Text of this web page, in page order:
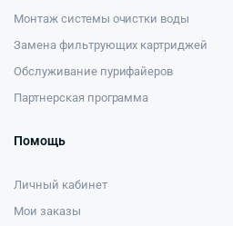
Монтаж системы очистки воды
Замена фильтрующих картриджей
Обслуживание пурифайеров
Партнерская программа
Помощь
Личный кабинет
Мои заказы